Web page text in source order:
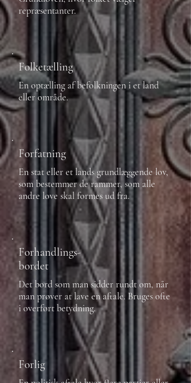
repræsentanter.
Folketælling
En optælling af befolkningen i et land
eller område.
Forfatning
En stat eller et lands grundlæggende lov,
som bestemmer de rammer, som alle
andre love skal formes ud fra.
Forhandlings-
bordet
Det bord som man sidder rundt om, når
man prøver at lave en aftale. Bruges ofte
i overført betydning.
Forlig